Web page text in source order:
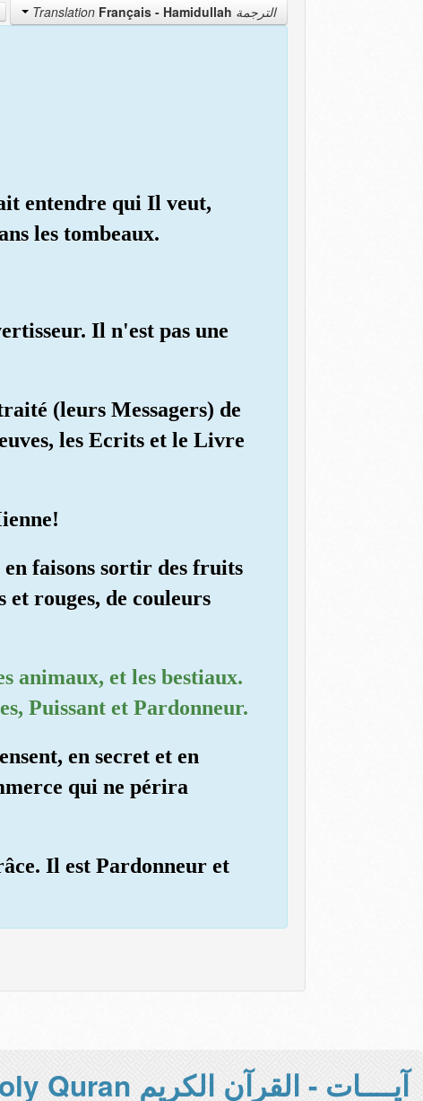
الترجمة Translation Français - Hamidullah
entendre qui Il veut,
les tombeaux.
Il n'est pas une
(leurs Messagers) de
les Ecrits et le Livre
faisons sortir des fruits
et rouges, de couleurs
animaux, et les bestiaux.
Puissant et Pardonneur.
en secret et en
qui ne périra
Il est Pardonneur et
آيــــات - القرآن الكريم Holy Quran -